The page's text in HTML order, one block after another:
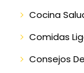
Cocina
Comidas
Consejos